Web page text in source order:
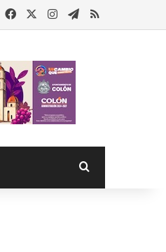
FacebookInstagram
Telegram
RSS